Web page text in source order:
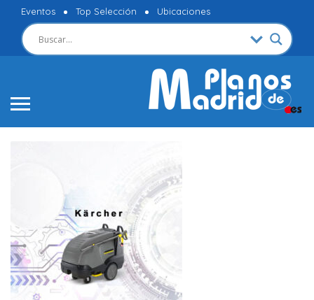
Eventos Top Selección Ubicaciones